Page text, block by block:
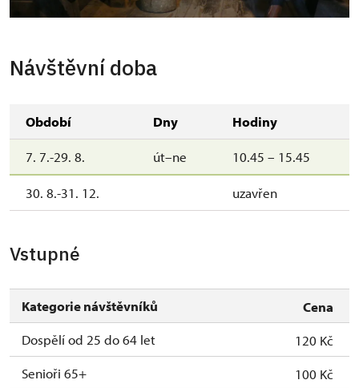
Návštěvní doba
Období Dny Hodiny
7. 7.-29. 8. út–ne 10.45 – 15.45
30. 8.-31. 12. uzavřen
Vstupné
Kategorie návštěvníků
Cena
Dospělí od 25 do 64 let
120 Kč
Senioři 65+
100 Kč